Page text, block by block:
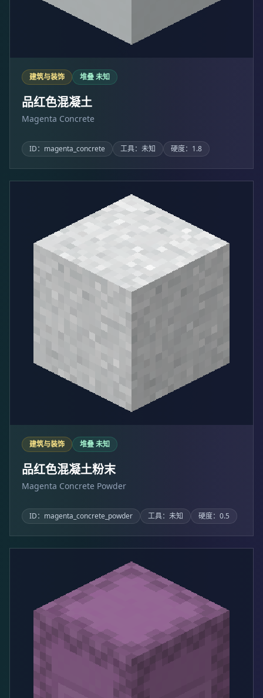
建筑与装饰 堆叠 未知
品红色混凝土
Magenta Concrete
ID：magenta_concrete 工具：未知 硬度：1.8
建筑与装饰 堆叠 未知
品红色混凝土粉末
Magenta Concrete Powder
ID：magenta_concrete_powder 工具：未知 硬度：0.5